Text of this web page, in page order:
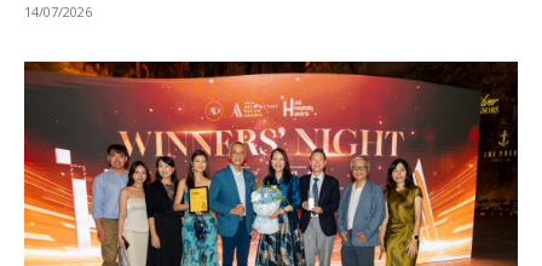
14/07/2026